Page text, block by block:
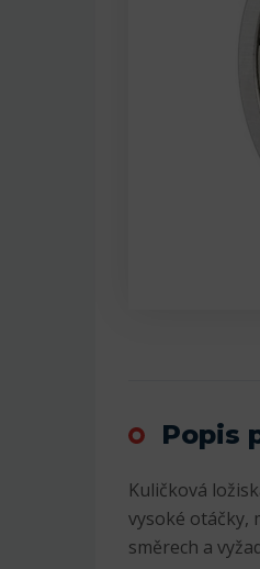
Popis
Kuličková
vysoké otáčky,
směrech a